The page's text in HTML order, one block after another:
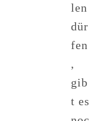
len
dür
fen
,
gib
t es